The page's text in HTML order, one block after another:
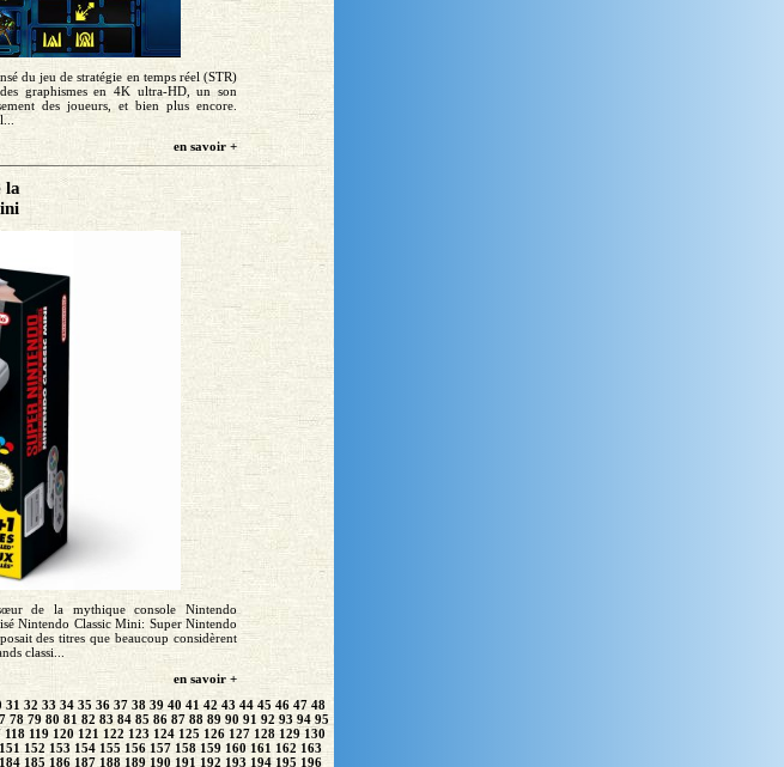
du jeu de stratégie en temps réel (STR)
graphismes en 4K ultra-HD, un son
des joueurs, et bien plus encore.
en savoir +
la
de la mythique console Nintendo
Nintendo Classic Mini: Super Nintendo
des titres que beaucoup considèrent
classi...
en savoir +
31 32 33 34 35 36 37 38 39 40 41 42 43 44 45 46 47 48
78 79 80 81 82 83 84 85 86 87 88 89 90 91 92 93 94 95
118 119 120 121 122 123 124 125 126 127 128 129 130
151 152 153 154 155 156 157 158 159 160 161 162 163
184 185 186 187 188 189 190 191 192 193 194 195 196